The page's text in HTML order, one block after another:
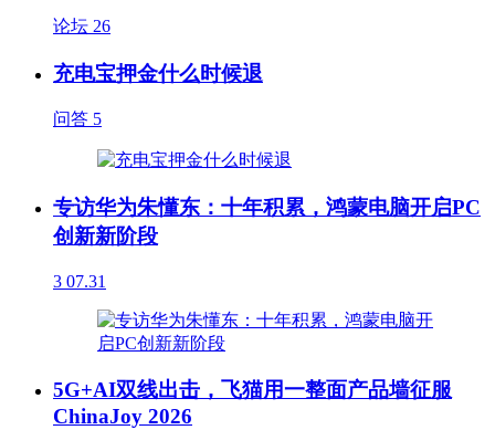
论坛 26
充电宝押金什么时候退
问答 5
专访华为朱懂东：十年积累，鸿蒙电脑开启PC
创新新阶段
3 07.31
5G+AI双线出击，飞猫用一整面产品墙征服
ChinaJoy 2026